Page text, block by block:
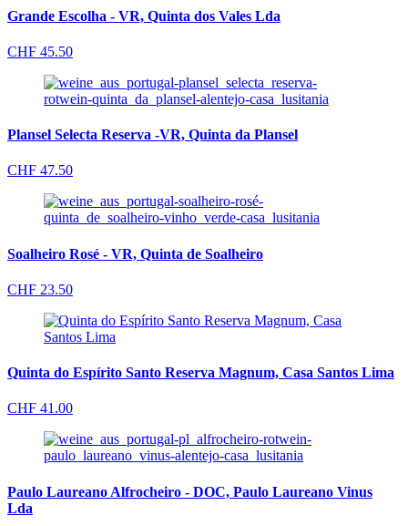
Grande Escolha - VR, Quinta dos Vales Lda
CHF 45.50
Plansel Selecta Reserva -VR, Quinta da Plansel
CHF 47.50
Soalheiro Rosé - VR, Quinta de Soalheiro
CHF 23.50
Quinta do Espírito Santo Reserva Magnum, Casa Santos Lima
CHF 41.00
Paulo Laureano Alfrocheiro - DOC, Paulo Laureano Vinus
Lda